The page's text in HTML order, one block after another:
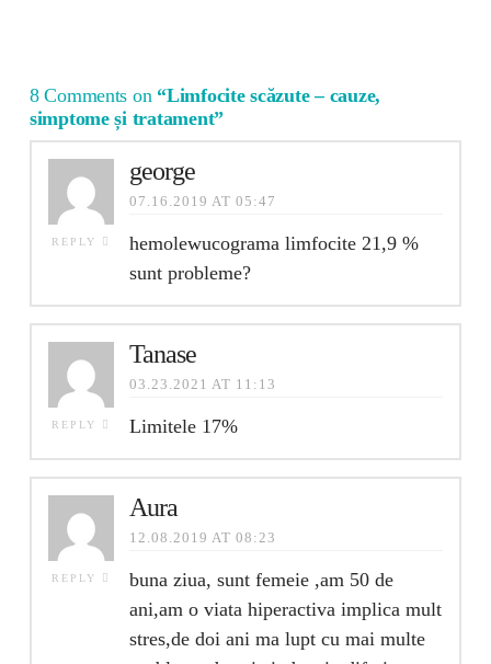
8 Comments on “Limfocite scăzute – cauze,
simptome și tratament”
REPLY
george
07.16.2019 AT 05:47
hemolewucograma limfocite 21,9 %
sunt probleme?
REPLY
Tanase
03.23.2021 AT 11:13
Limitele 17%
REPLY
Aura
12.08.2019 AT 08:23
buna ziua, sunt femeie ,am 50 de
ani,am o viata hiperactiva implica mult
stres,de doi ani ma lupt cu mai multe